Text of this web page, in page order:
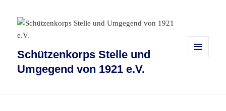
Schützenkorps Stelle und
Umgegend von 1921 e.V.